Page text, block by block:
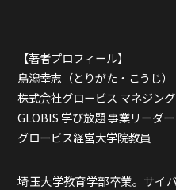
【著者プロフィール】
鳥潟幸志（とりがた・こうじ）
株式会社グロービス マネジン
GLOBIS 学び放題 事業リーダー
グロービス経営大学院教員
埼玉大学教育学部卒業。サイ